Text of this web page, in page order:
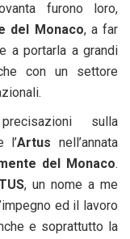
furono loro,
del Monaco, a far
a portarla a grandi
con un settore
sulla
l’Artus nell’annata
del Monaco.
, un nome a me
ed il lavoro
e soprattutto la